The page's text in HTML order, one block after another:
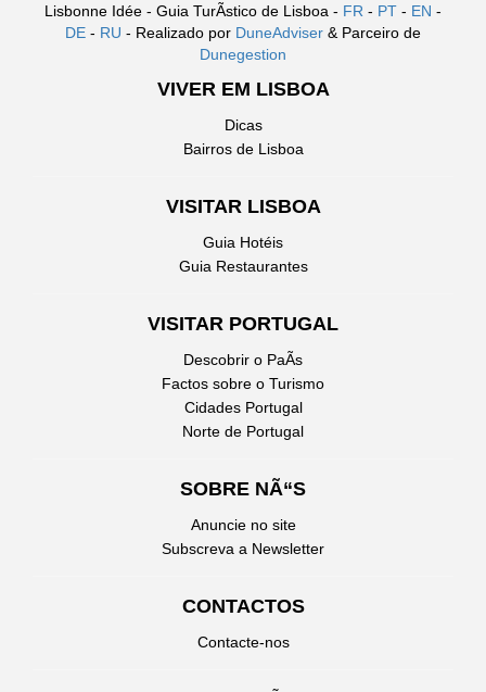
Lisbonne Idée - Guia TurÃ­stico de Lisboa - FR - PT - EN -
DE - RU - Realizado por DuneAdviser & Parceiro de
Dunegestion
VIVER EM LISBOA
Dicas
Bairros de Lisboa
VISITAR LISBOA
Guia Hotéis
Guia Restaurantes
VISITAR PORTUGAL
Descobrir o PaÃ­s
Factos sobre o Turismo
Cidades Portugal
Norte de Portugal
SOBRE NÃ“S
Anuncie no site
Subscreva a Newsletter
CONTACTOS
Contacte-nos